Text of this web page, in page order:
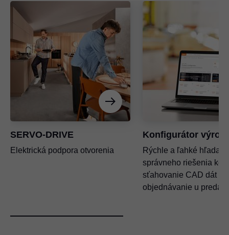
SERVO-DRIVE
Elektrická podpora otvorenia
Konfigurátor
Rýchle a ľahké
správneho riešenia
sťahovanie CAD dát a
objednávanie u